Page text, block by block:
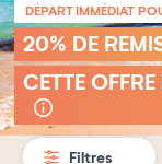
DÉPART IMMÉDIAT
20% DE
CETTE
Filtres